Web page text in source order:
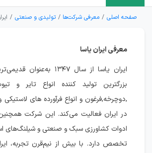
صفحه اصلی معرفی شرکت‌ها تولیدی و صنعتی
معرفی ایران یاسا
ایران یاسا از سال ۱۳۴۷
بزرگترین تولید کننده انواع تایر و
,دوچرخه,فرغون و انواع فرآورده های
در ایران فعالیت می‌کند. این شرکت
ادوات کشاورزی سبک و صنعتی و شیلنگ‌های
تخصص دارد. با بیش از نیم‌قرن تجربه،